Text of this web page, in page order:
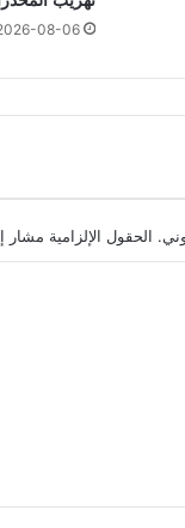
08-06
الحقول الإلزامية مشار